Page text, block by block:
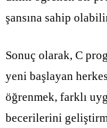
şansına sahip
Sonuç olarak, C
yeni başlayan
öğrenmek, farklı
becerilerini